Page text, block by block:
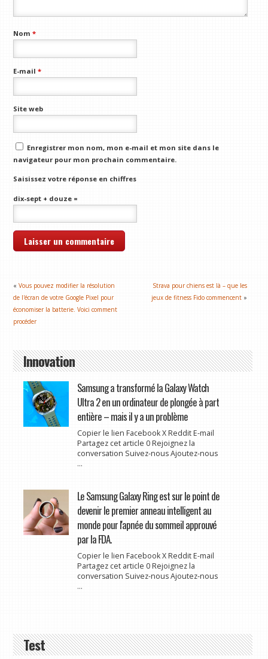
Nom*
E-mail*
Site web
Enregistrer mon nom, mon e-mail et mon site dans le
navigateur pour mon prochain commentaire.
Saisissez votre réponse en chiffres
dix-sept + douze =
«Vous pouvez modifier la résolution
de l'écran de votre Google Pixel pour
économiser la batterie. Voici comment
procéder
Strava pour chiens est là – que les
jeux de fitness Fido commencent »
Innovation
Samsung a transformé la Galaxy Watch
Ultra 2 en un ordinateur de plongée à part
entière – mais il y a un problème
Copier le lien Facebook X Reddit E-mail
Partagez cet article 0 Rejoignez la
conversation Suivez-nous Ajoutez-nous
...
Le Samsung Galaxy Ring est sur le point de
devenir le premier anneau intelligent au
monde pour l'apnée du sommeil approuvé
par la FDA.
Copier le lien Facebook X Reddit E-mail
Partagez cet article 0 Rejoignez la
conversation Suivez-nous Ajoutez-nous
...
Test